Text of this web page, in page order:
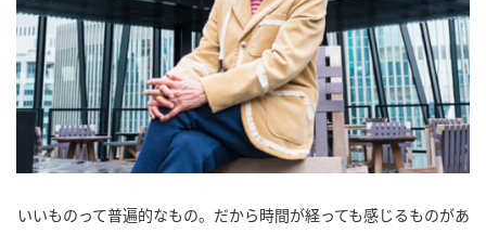
いいものって普遍的なもの。だから時間が経っても感じるものがあ